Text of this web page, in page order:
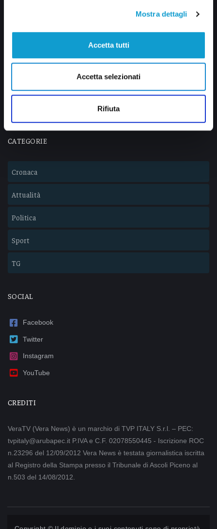
Mostra dettagli
Accetta tutti
Accetta selezionati
Rifiuta
Lavora con noi
CATEGORIE
Cronaca
Attualità
Politica
Sport
TG
SOCIAL
Facebook
Twitter
Instagram
YouTube
CREDITI
VeraTV (Vera News) è un marchio di TVP ITALY S.r.l. – PEC:
tvpitaly@arubapec.it P.IVA e C.F. 02078550445 - Iscrizione ROC
n.23296 del 12/09/2012 Vera News è testata giornalistica iscritta
al Registro della Stampa presso il Tribunale di Ascoli Piceno al
n.503 del 14/08/2012.